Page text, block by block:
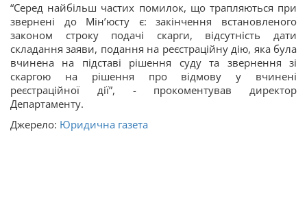
“Серед найбільш частих помилок, що трапляються при
звернені до Мін’юсту є: закінчення встановленого
законом строку подачі скарги, відсутність дати
складання заяви, подання на реєстраційну дію, яка була
вчинена на підставі рішення суду та звернення зі
скаргою на рішення про відмову у вчинені
реєстраційної дії”, - прокоментував директор
Департаменту.
Джерело: Юридична газета